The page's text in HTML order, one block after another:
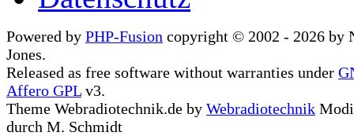
Powered by PHP-Fusion copyright © 2002 - 2026 by
Jones.
Released as free software without warranties under
Affero GPL v3.
Theme Webradiotechnik.de by Webradiotechnik
durch M. Schmidt